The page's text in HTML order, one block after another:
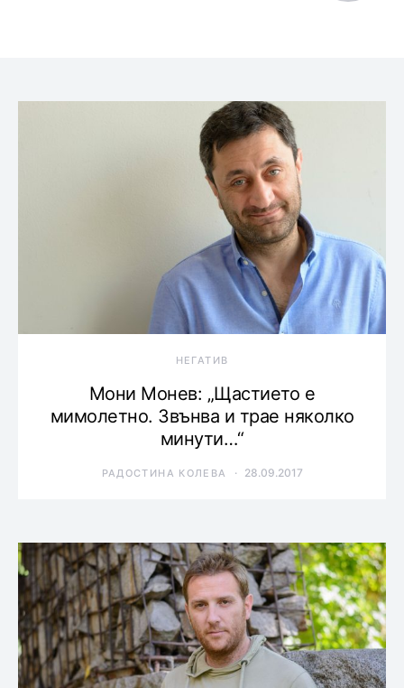
НЕГАТИВ
Мони Монев: „Щастието е
мимолетно. Звънва и трае няколко
минути…“
РАДОСТИНА КОЛЕВА 28.09.2017